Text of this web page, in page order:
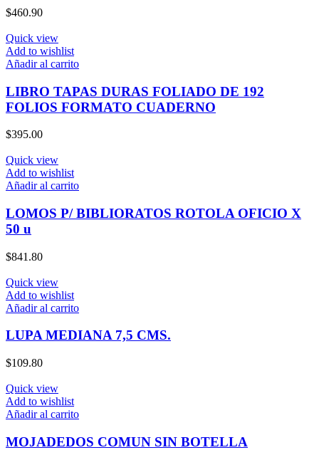
$460.90
Quick view
Add to wishlist
Añadir al carrito
LIBRO TAPAS DURAS FOLIADO DE 192
FOLIOS FORMATO CUADERNO
$395.00
Quick view
Add to wishlist
Añadir al carrito
LOMOS P/ BIBLIORATOS ROTOLA OFICIO X
50 u
$841.80
Quick view
Add to wishlist
Añadir al carrito
LUPA MEDIANA 7,5 CMS.
$109.80
Quick view
Add to wishlist
Añadir al carrito
MOJADEDOS COMUN SIN BOTELLA